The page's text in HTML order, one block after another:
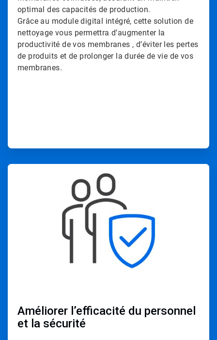
optimal des capacités de production.
Grâce au module digital intégré, cette solution de
nettoyage vous permettra d’augmenter la
productivité de vos membranes , d’éviter les pertes
de produits et de prolonger la durée de vie de vos
membranes.
A
Améliorer l’efficacité du personnel
et la sécurité